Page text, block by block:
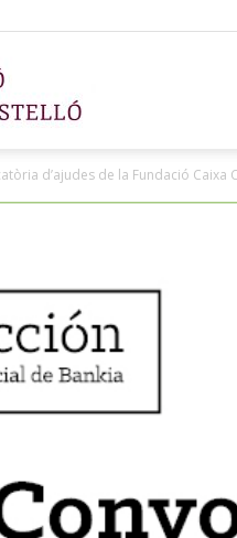
Caja
Castellón
d’ajudes de la Fundació Caixa